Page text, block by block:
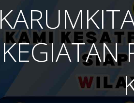
KEGIATAN